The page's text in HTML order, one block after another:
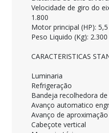
Velocidade de giro do
1.800
Motor principal (HP): 5,5
Peso Liquido (Kg): 2.300
CARACTERISTICAS
Luminaria
Refrigeração
Bandeja recolhedora de
Avanço automatico
Avanço de aproximação
Cabeçote vertical